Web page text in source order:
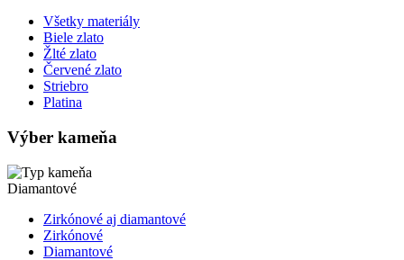
Všetky materiály
Biele zlato
Žlté zlato
Červené zlato
Striebro
Platina
Výber kameňa
Diamantové
Zirkónové aj diamantové
Zirkónové
Diamantové